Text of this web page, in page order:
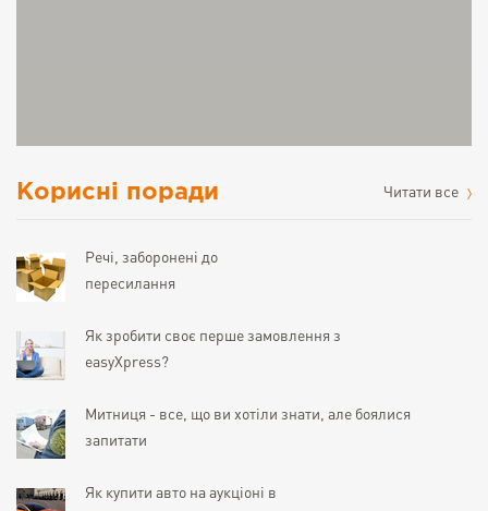
Корисні поради Читати все
Речі, заборонені до
пересилання
Як зробити своє перше замовлення з
easyXpress?
Митниця - все, що ви хотіли знати, але боялися
запитати
Як купити авто на аукціоні в